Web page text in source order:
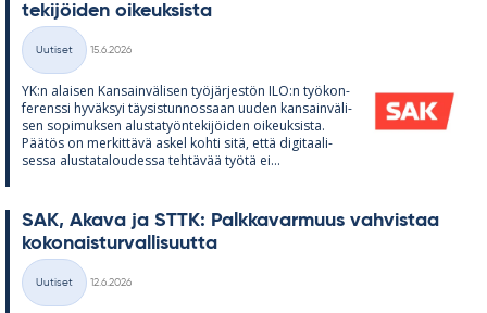
te­ki­jöi­den oi­keuk­sista
Kategoriat
Uutiset
15.6.2026
YK:n alai­sen Kan­sain­vä­li­sen työ­jär­jes­tön ILO:n työ­kon­
fe­renssi hy­väk­syi täy­sis­tun­nos­saan uu­den kan­sain­vä­li­
sen so­pi­muk­sen alus­ta­työn­te­ki­jöi­den oi­keuk­sista.
Pää­tös on mer­kit­tävä as­kel kohti sitä, että di­gi­taa­li­
sessa alus­ta­ta­lou­dessa teh­tä­vää työtä ei...
SAK, Akava ja STTK: Palk­ka­var­muus vah­vis­taa
ko­ko­nais­tur­val­li­suutta
Kategoriat
Uutiset
12.6.2026